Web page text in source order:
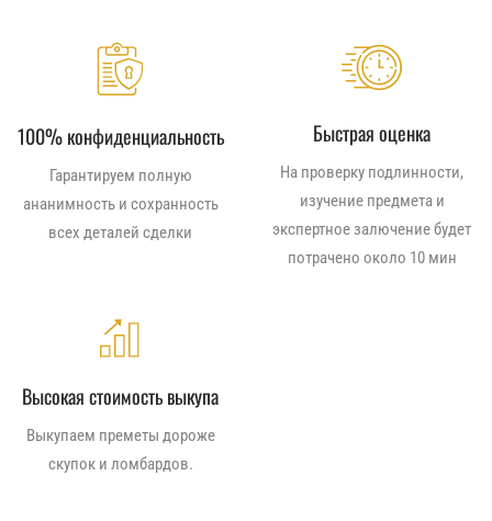
100% конфиденциальность
Гарантируем полную
ананимность и сохранность
всех деталей сделки
Быстрая оценка
На проверку подлинности,
изучение предмета и
экспертное залючение будет
потрачено около 10 мин
Высокая стоимость выкупа
Выкупаем преметы дороже
скупок и ломбардов.